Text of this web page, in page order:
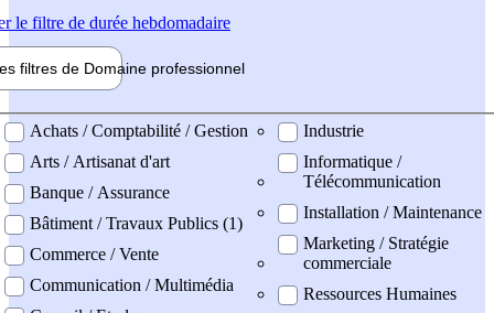
le filtre de durée hebdomadaire
filtres de Domaine professionnel
professionel
Achats / Comptabilité / Gestion
Arts / Artisanat d'art
Banque / Assurance
Bâtiment / Travaux Publics (1)
Commerce / Vente
Communication / Multimédia
Industrie
Informatique /
Télécommunication
Installation / Maintenance
Marketing / Stratégie
commerciale
Ressources Humaines